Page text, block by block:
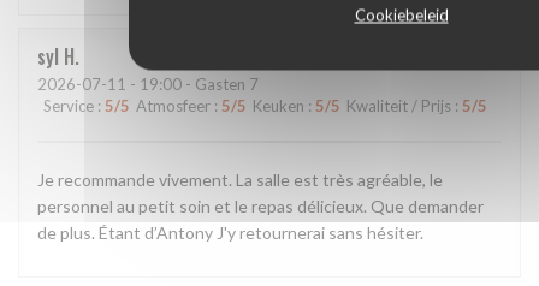
Cookiebeleid
syl H
2026-07-11 - 19:00 - Gasten 7
Service : 5/5 Atmosfeer : 5/5 Keuken : 5/5 Kwaliteit / Prijs : 5/5
Je recommande vivement. La salle est très agréable, le
personnel au petit soin et le repas délicieux. Que demander
de plus. Étant d’Antony J'y retournerai sans hésiter.